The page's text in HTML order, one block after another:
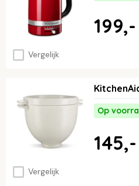
Vergelijk
199,-
Vergelijk
Op
145,-